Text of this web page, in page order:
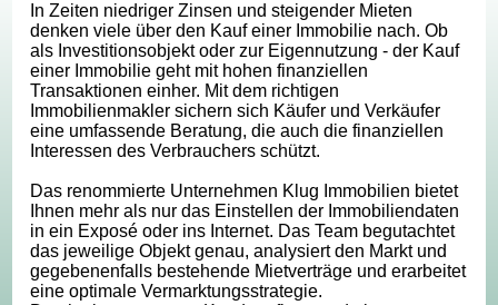
In Zeiten niedriger Zinsen und steigender Mieten
denken viele über den Kauf einer Immobilie nach. Ob
als Investitionsobjekt oder zur Eigennutzung - der Kauf
einer Immobilie geht mit hohen finanziellen
Transaktionen einher. Mit dem richtigen
Immobilienmakler sichern sich Käufer und Verkäufer
eine umfassende Beratung, die auch die finanziellen
Interessen des Verbrauchers schützt.
Das renommierte Unternehmen Klug Immobilien bietet
Ihnen mehr als nur das Einstellen der Immobiliendaten
in ein Exposé oder ins Internet. Das Team begutachtet
das jeweilige Objekt genau, analysiert den Markt und
gegebenenfalls bestehende Mietverträge und erarbeitet
eine optimale Vermarktungsstrategie.